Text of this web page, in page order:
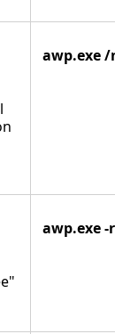
awp.exe /
awp.exe -r